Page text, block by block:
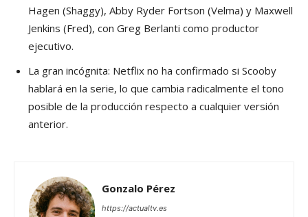
Hagen (Shaggy), Abby Ryder Fortson (Velma) y Maxwell
Jenkins (Fred), con Greg Berlanti como productor
ejecutivo.
La gran incógnita: Netflix no ha confirmado si Scooby
hablará en la serie, lo que cambia radicalmente el tono
posible de la producción respecto a cualquier versión
anterior.
Gonzalo Pérez
https://actualtv.es